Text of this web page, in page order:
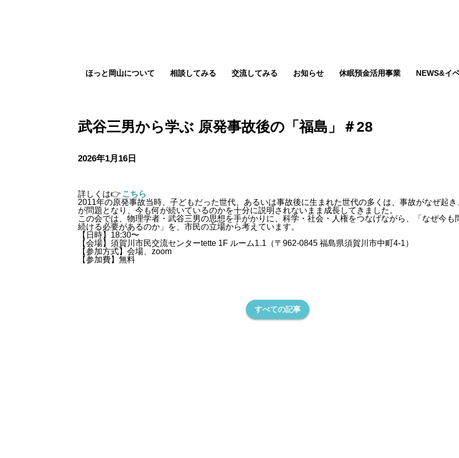
ほっと岡山について 相談してみる 交流してみる お知らせ 休眠預金活用事業 NEWS&イ
武谷三男から学ぶ 原発事故後の「福島」＃28
2026年1月16日
詳しくは👉 こちら
2011年の原発事故当時、子どもだった世代、あるいは事故後に生まれた世代の多くは、事故がなぜ起き
が問題となり、今も何が続いているのかを十分に説明されないまま成長してきました。
この会では、物理学者・武谷三男の思想を手がかりに、科学・社会・人権をつなげながら、「なぜ今も
続ける必要があるのか」を、市民の立場から考えています。
【日時】18:30〜
【会場】須賀川市民交流センターtette 1F ルーム1₋1（〒962-0845 福島県須賀川市中町4-1）
【参加方式】会場、zoom
【参加費】無料
すべての記事